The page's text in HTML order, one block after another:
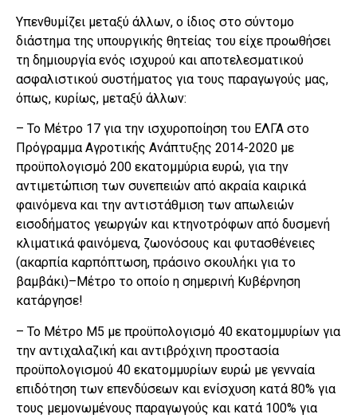
Υπενθυμίζει μεταξύ άλλων, ο ίδιος στο σύντομο
διάστημα της υπουργικής θητείας του είχε προωθήσει
τη δημιουργία ενός ισχυρού και αποτελεσματικού
ασφαλιστικού συστήματος για τους παραγωγούς μας,
όπως, κυρίως, μεταξύ άλλων:
– Το Μέτρο 17 για την ισχυροποίηση του ΕΛΓΑ στο
Πρόγραμμα Αγροτικής Ανάπτυξης 2014-2020 με
προϋπολογισμό 200 εκατομμύρια ευρώ, για την
αντιμετώπιση των συνεπειών από ακραία καιρικά
φαινόμενα και την αντιστάθμιση των απωλειών
εισοδήματος γεωργών και κτηνοτρόφων από δυσμενή
κλιματικά φαινόμενα, ζωονόσους και φυτασθένειες
(ακαρπία καρπόπτωση, πράσινο σκουλήκι για το
βαμβάκι)–Μέτρο το οποίο η σημερινή Κυβέρνηση
κατάργησε!
– Το Μέτρο Μ5 με προϋπολογισμό 40 εκατομμυρίων για
την αντιχαλαζική και αντιβρόχινη προστασία
προϋπολογισμού 40 εκατομμυρίων ευρώ με γενναία
επιδότηση των επενδύσεων και ενίσχυση κατά 80% για
τους μεμονωμένους παραγωγούς και κατά 100% για